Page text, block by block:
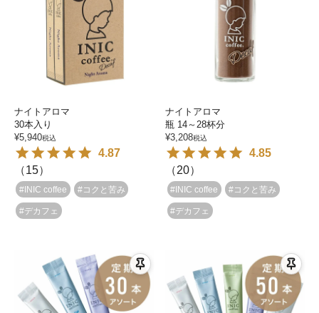
ナイトアロマ
30本入り
¥5,940税込
4.87
（15）
#INIC coffee #コクと苦み
#デカフェ
ナイトアロマ
瓶 14～28杯分
¥3,208税込
4.85
（20）
#INIC coffee #コクと苦み
#デカフェ